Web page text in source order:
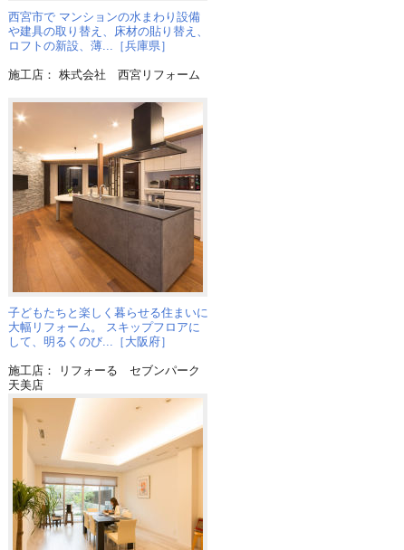
西宮市で マンションの水まわり設備
や建具の取り替え、床材の貼り替え、
ロフトの新設、薄...［兵庫県］
施工店： 株式会社 西宮リフォーム
子どもたちと楽しく暮らせる住まいに
大幅リフォーム。 スキップフロアに
して、明るくのび...［大阪府］
施工店： リフォーる セブンパーク
天美店